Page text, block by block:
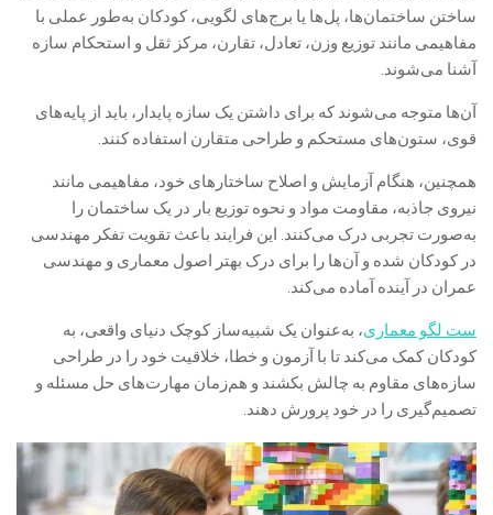
ساختن ساختمان‌ها، پل‌ها یا برج‌های لگویی، کودکان به‌طور عملی با
مفاهیمی مانند توزیع وزن، تعادل، تقارن، مرکز ثقل و استحکام سازه
آشنا می‌شوند.
آن‌ها متوجه می‌شوند که برای داشتن یک سازه پایدار، باید از پایه‌های
قوی، ستون‌های مستحکم و طراحی متقارن استفاده کنند.
همچنین، هنگام آزمایش و اصلاح ساختارهای خود، مفاهیمی مانند
نیروی جاذبه، مقاومت مواد و نحوه توزیع بار در یک ساختمان را
به‌صورت تجربی درک می‌کنند. این فرایند باعث تقویت تفکر مهندسی
در کودکان شده و آن‌ها را برای درک بهتر اصول معماری و مهندسی
عمران در آینده آماده می‌کند.
ست لگو معماری، به‌عنوان یک شبیه‌ساز کوچک دنیای واقعی، به
کودکان کمک می‌کند تا با آزمون و خطا، خلاقیت خود را در طراحی
سازه‌های مقاوم به چالش بکشند و هم‌زمان مهارت‌های حل مسئله و
تصمیم‌گیری را در خود پرورش دهند.